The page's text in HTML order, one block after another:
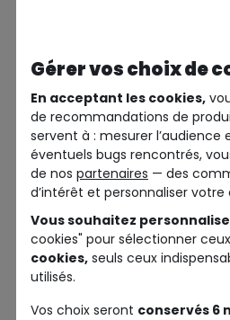
Gérer vos choix de
En acceptant les cookies,
de recommandations de
servent à : mesurer
éventuels bugs rencontrés,
de nos partenaires — des
d’intérêt et personnaliser votre
Vous souhaitez
cookies" pour sélectionner
cookies, seuls ceux
utilisés.
Vos choix seront conservés 6